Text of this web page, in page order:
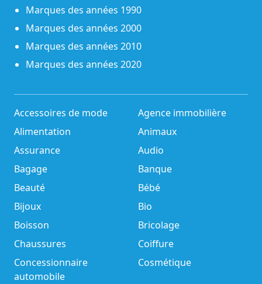
Marques des années 1990
Marques des années 2000
Marques des années 2010
Marques des années 2020
Accessoires de mode
Agence immobilière
Alimentation
Animaux
Assurance
Audio
Bagage
Banque
Beauté
Bébé
Bijoux
Bio
Boisson
Bricolage
Chaussures
Coiffure
Concessionnaire
automobile
Cosmétique